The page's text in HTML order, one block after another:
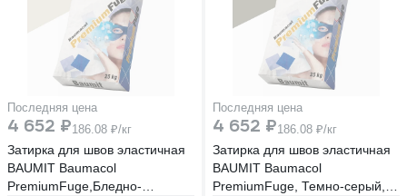
Последняя цена
4 652 ₽186.08 ₽/кг
Затирка для швов эластичная
BAUMIT Baumacol
PremiumFuge,Бледно-
Последняя цена
4 652 ₽186.08 ₽/кг
Затирка для швов эластичная
BAUMIT Baumacol
PremiumFuge, Темно-серый,